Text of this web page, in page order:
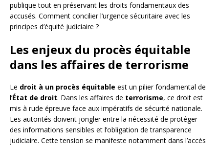
publique tout en préservant les droits fondamentaux des
accusés. Comment concilier l’urgence sécuritaire avec les
principes d’équité judiciaire ?
Les enjeux du procès équitable
dans les affaires de terrorisme
Le droit à un procès équitable est un pilier fondamental de
l’État de droit. Dans les affaires de terrorisme, ce droit est
mis à rude épreuve face aux impératifs de sécurité nationale.
Les autorités doivent jongler entre la nécessité de protéger
des informations sensibles et l’obligation de transparence
judiciaire. Cette tension se manifeste notamment dans l’accès